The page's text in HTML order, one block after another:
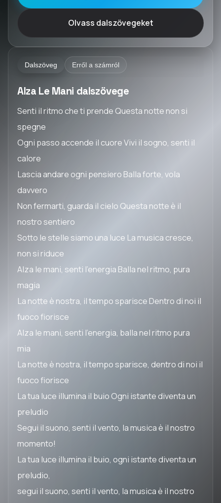
Olvass dalszövegeket
Dalszöveg Erről a számról
Alza Le Mani dalszövege
Senti il ritmo che ti prende Questa notte non si
spegne
Ogni passo accende il cuore Vivi il sogno, senti il
calore
Lascia andare ogni pensiero Balla forte, vola
davvero
Non fermarti, guarda il cielo Questa notte è il
nostro sentiero
Sotto le stelle siamo una luce La musica cresce,
non si riduce
Alza le mani, senti l'energia Balla nel ritmo, pura
magia
La notte è nostra, il tempo sparisce Dentro di noi il
fuoco fiorisce
Alza le mani, senti l'energia, balla nel ritmo pura
mia
La notte è nostra, il tempo sparisce, dentro di noi il
fuoco fiorisce
La tua luce illumina il buio Ogni istante diventa un
preludio
Segui il suono, senti il vento, la musica è il nostro
momento!
La tua luce illumina il buio, ogni istante diventa un
preludio,
segui il suono, senti il vento, la musica è il nostro